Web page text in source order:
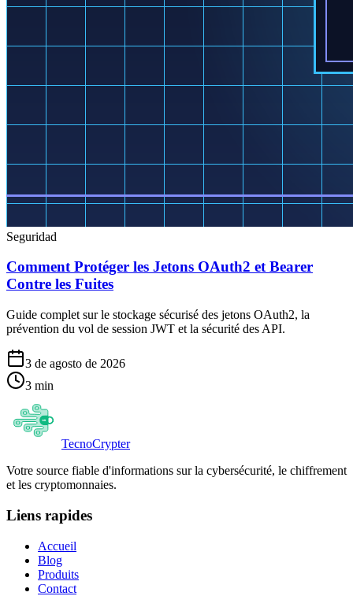
Seguridad
Comment Protéger les Jetons OAuth2 et Bearer
Contre les Fuites
Guide complet sur le stockage sécurisé des jetons OAuth2, la
prévention du vol de session JWT et la sécurité des API.
3 de agosto de 2026
3 min
TecnoCrypter
Votre source fiable d'informations sur la cybersécurité, le chiffrement
et les cryptomonnaies.
Liens rapides
Accueil
Blog
Produits
Contact